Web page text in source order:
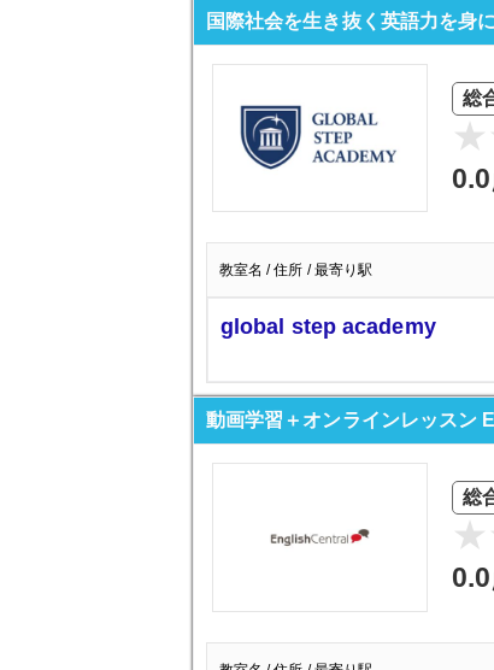
国際社会を生き抜く英語力を
総
0.0
教室名 / 住所 / 最寄り駅
global step academy
動画学習＋オンラインレッスン
総
0.0